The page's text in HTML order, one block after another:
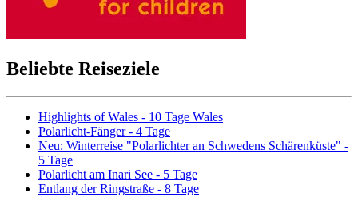
Beliebte Reiseziele
Highlights of Wales - 10 Tage Wales
Polarlicht-Fänger - 4 Tage
Neu: Winterreise "Polarlichter an Schwedens Schärenküste" -
5 Tage
Polarlicht am Inari See - 5 Tage
Entlang der Ringstraße - 8 Tage